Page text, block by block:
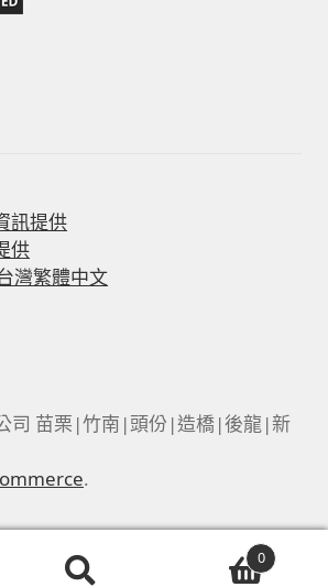
訊提供
供
灣繁體中文
司 苗栗|竹南|頭份|造橋|後龍|新
.
0